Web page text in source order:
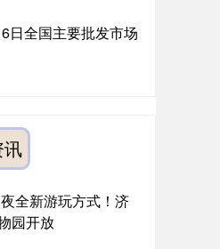
日全国主要批发市场
全新游玩方式！济
园开放